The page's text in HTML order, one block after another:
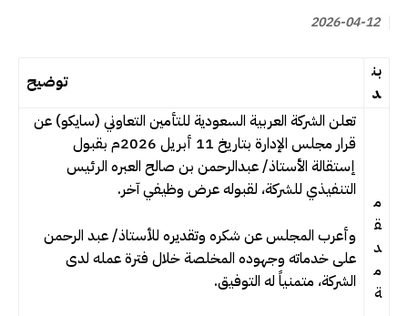
2026-04-12
بن
د
توضيح
م
ق
د
م
ة
تعلن الشركة العربية السعودية للتأمين التعاوني (سايكو) عن
قرار مجلس الإدارة بتاريخ 11 أبريل 2026م بقبول
إستقالة الأستاذ/ عبدالرحمن بن صالح العبره الرئيس
التنفيذي للشركة، لقبوله عرض وظيفي آخر.
وأعرب المجلس عن شكره وتقديره للأستاذ/ عبد الرحمن
على خدماته وجهوده المخلصة خلال فترة عمله لدى
الشركة، متمنياً له التوفيق.